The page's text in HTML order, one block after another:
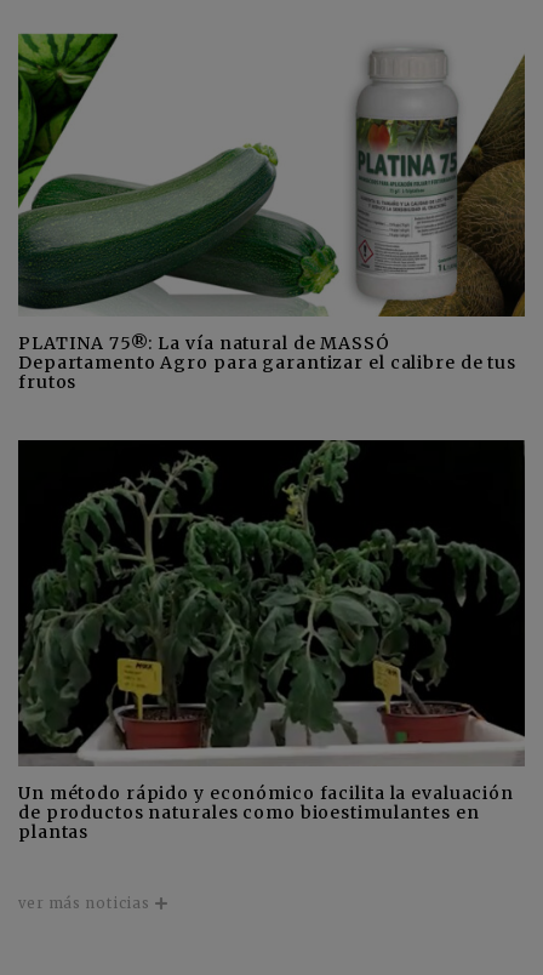
PLATINA 75®: La vía natural de MASSÓ
Departamento Agro para garantizar el calibre de tus
frutos
Un método rápido y económico facilita la evaluación
de productos naturales como bioestimulantes en
plantas
ver más noticias